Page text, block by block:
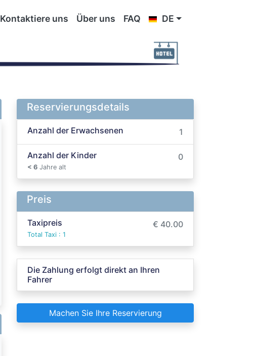
Kontaktiere uns Über uns FAQ DE
Reservierungsdetails
Anzahl der Erwachsenen 1
Anzahl der Kinder
< 6 Jahre alt
0
Preis
Taxipreis
Total Taxi : 1
€ 40.00
Die Zahlung erfolgt direkt an Ihren
Fahrer
Machen Sie Ihre Reservierung